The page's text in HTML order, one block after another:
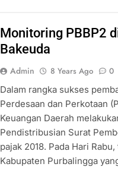
Monitoring PBBP2
Bakeuda
Admin 8 Years Ago 0
Dalam rangka sukses
Perdesaan dan Perkotaan
Keuangan Daerah
Pendistribusian Surat
pajak 2018. Pada Hari
Kabupaten Purbalingga